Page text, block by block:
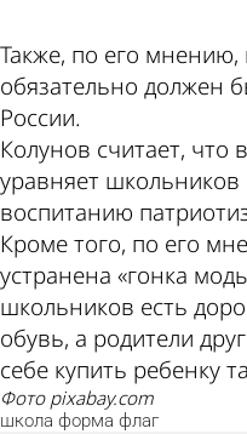
Также, по его мнению,
обязательно должен
России.
Колунов считает,
уравняет школьников
воспитанию
Кроме того, по его
устранена «гонка
школьников есть
обувь, а родители
себе купить ребенку
фото pixabay.com
школа форма флаг